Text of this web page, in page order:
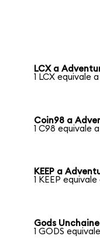
LCX a
1 LCX equivale
Coin98 a
1 C98 equivale
KEEP a
1 KEEP equivale
Gods
1 GODS